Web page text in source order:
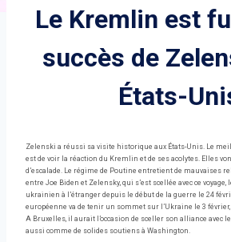
Le Kremlin est
succès de
États-
Zelenski a réussi sa visite historique aux États-Unis. Le
est de voir la réaction du Kremlin et de ses acolytes. Elles
d’escalade. Le régime de Poutine entretient de mauvaises
entre Joe Biden et Zelensky, qui s’est scellée avec ce
ukrainien à l’étranger depuis le début de la guerre le 24
européenne va de tenir un sommet sur l’Ukraine le 3
A Bruxelles, il aurait l’occasion de sceller son alliance avec
aussi comme de solides soutiens à Washington.